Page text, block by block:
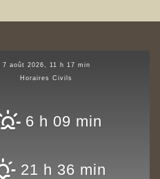
7 août 2026, 11 h 17 min
Horaires Civils
6 h 09 min
21 h 36 min